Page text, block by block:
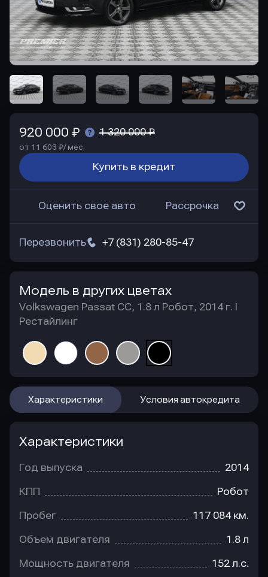
920 000 ₽ 1 320 000 ₽
от 11 603 ₽/ мес.
Купить в кредит
Оценить свое авто Рассрочка
+7 (831) 280-85-47
Перезвонить
Модель в других цветах
Volkswagen Passat CC, 1.8 л Робот, 2014 г. I
Рестайлинг
Характеристики Условия автокредита
Характеристики
Год выпуска 2014
КПП Робот
Пробег 117 084 км.
Объем двигателя 1.8 л
Мощность двигателя 152 л.с.